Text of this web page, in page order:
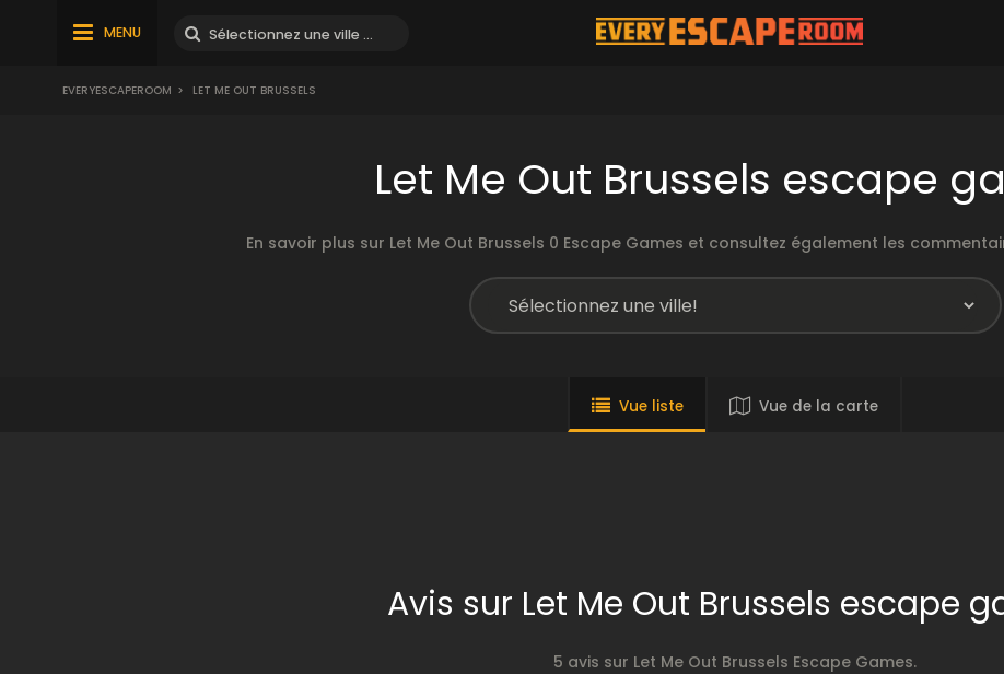
MENU
EVERYESCAPEROOM > LET ME OUT BRUSSELS
Let Me Out Brussels escape
En savoir plus sur Let Me Out Brussels 0 Escape Games et consultez également les
Vue liste Vue de la carte
Avis sur Let Me Out Brussels escape
5 avis sur Let Me Out Brussels Escape Games.